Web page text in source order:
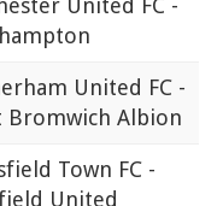
United FC -
United FC -
Bromwich Albion
Town FC -
United